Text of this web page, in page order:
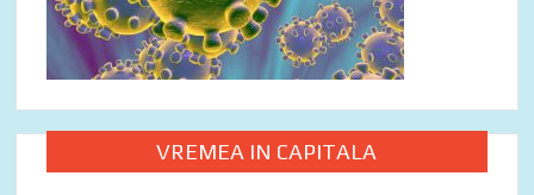
VREMEA IN CAPITALA